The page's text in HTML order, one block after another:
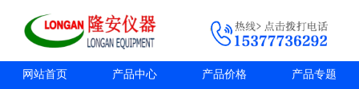
网站首页 产品中心 产品价格 产品专题